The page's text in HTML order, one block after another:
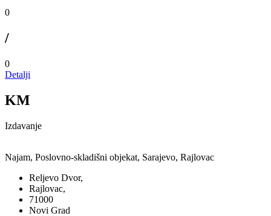
0
/
0
Detalji
KM
Izdavanje
Najam, Poslovno-skladišni objekat, Sarajevo, Rajlovac
Reljevo Dvor,
Rajlovac,
71000
Novi Grad